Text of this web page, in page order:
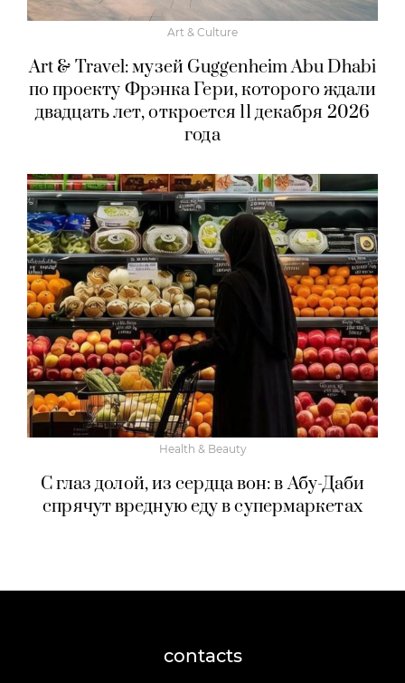
Art & Culture
Art & Travel: музей Guggenheim Abu Dhabi
по проекту Фрэнка Гери, которого ждали
двадцать лет, откроется 11 декабря 2026
года
Health & Beauty
С глаз долой, из сердца вон: в Абу-Даби
спрячут вредную еду в супермаркетах
contacts